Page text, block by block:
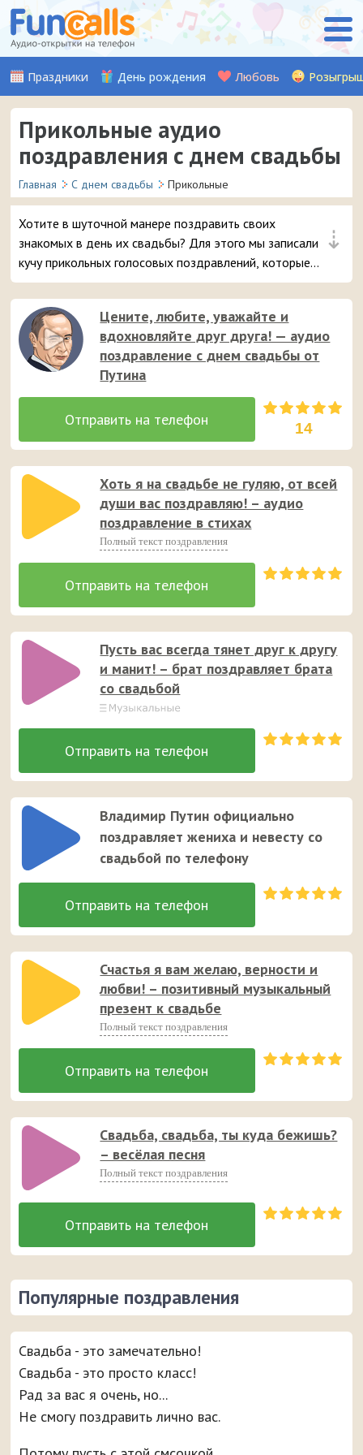
Праздники День рождения Любовь
Прикольные аудио
поздравления с днем свадьбы
Главная С днем свадьбы Прикольные
⇣
Хотите в шуточной манере поздравить своих
знакомых в день их свадьбы? Для этого мы записали
кучу прикольных голосовых поздравлений, которые
можно отправить на смартфон в виде входящего
звонка.
Цените, любите, уважайте и
вдохновляйте друг друга! — аудио
поздравление с днем свадьбы от
Путина
14
Хоть я на свадьбе не гуляю, от всей
души вас поздравляю! – аудио
поздравление в стихах
Полный текст поздравления
Пусть вас всегда тянет друг к другу
и манит! – брат поздравляет брата
со свадьбой
Владимир Путин официально
поздравляет жениха и невесту со
свадьбой по телефону
Счастья я вам желаю, верности и
любви! – позитивный музыкальный
презент к свадьбе
Полный текст поздравления
Свадьба, свадьба, ты куда бежишь?
– весёлая песня
Полный текст поздравления
Популярные поздравления
Свадьба - это замечательно!
Свадьба - это просто класс!
Рад за вас я очень, но...
Не смогу поздравить лично вас.